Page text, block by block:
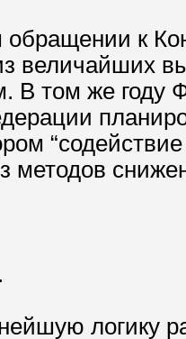
обращении к
величайших
В том же году
методов
логику